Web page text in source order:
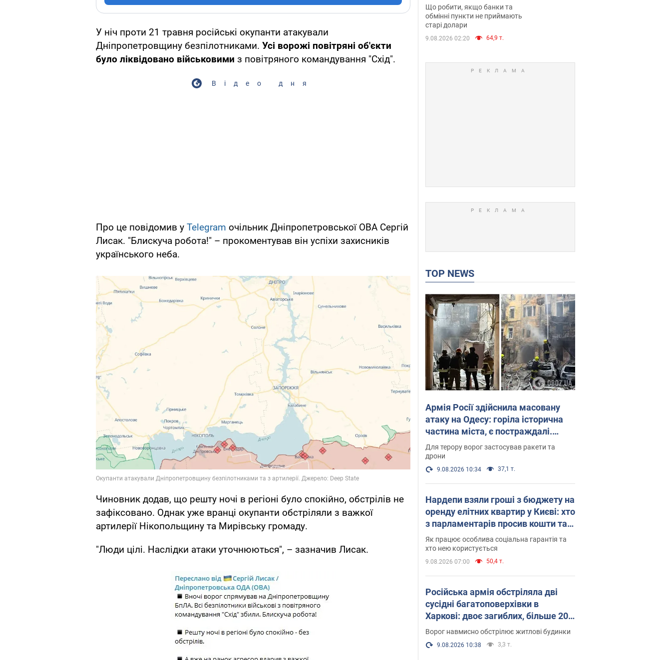
У ніч проти 21 травня російські окупанти атакували
Дніпропетровщину безпілотниками. Усі ворожі повітряні об'єкти
було ліквідовано військовими з повітряного командування "Схід".
Відео дня
Про це повідомив у Telegram очільник Дніпропетровської ОВА Сергій
Лисак. "Блискуча робота!" – прокоментував він успіхи захисників
українського неба.
Чиновник додав, що решту ночi в регіоні було спокійно, обстрiлiв не
зафіксовано. Однак уже вранці окупанти обстріляли з важкої
артилерiї Нiкопольщину та Мирівську громаду.
"Люди цiлi. Наслiдки атаки уточнюються", – зазначив Лисак.
та банки такі купюри
Що робити, якщо банки та
обмінні пункти не приймають
старі долари
9.08.2026 02:20 64,9 т.
TOP NEWS
Армія Росії здійснила масовану
атаку на Одесу: горіла історична
частина міста, є постраждалі.
Фото та відео
Для терору ворог застосував ракети та
дрони
9.08.2026 10:34 37,1 т.
Нардепи взяли гроші з бюджету на
оренду елітних квартир у Києві: хто
з парламентарів просив кошти та
де поселився
Як працює особлива соціальна гарантія та
хто нею користується
9.08.2026 07:00 50,4 т.
Російська армія обстріляла дві
сусідні багатоповерхівки в
Харкові: двоє загиблих, більше 20
постраждалих
Ворог навмисно обстрілює житлові будинки
9.08.2026 10:38 3,3 т.